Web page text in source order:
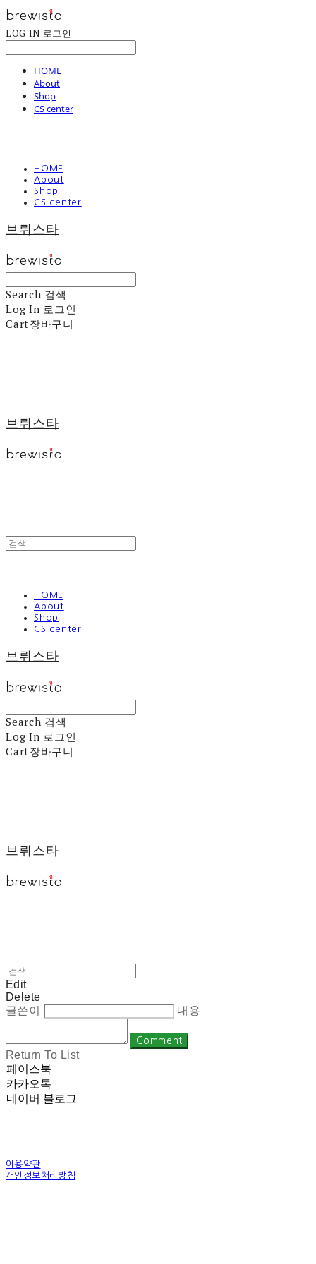
LOG IN 로그인
HOME
About
Shop
CS center
HOME
About
Shop
CS center
브뤼스타
Search 검색
Log In 로그인
Cart장바구니
브뤼스타
HOME
About
Shop
CS center
브뤼스타
Search 검색
Log In 로그인
Cart장바구니
브뤼스타
Edit
Delete
글쓴이
내용
Comment
Return To List
페이스북
카카오톡
네이버 블로그
이용약관
개인정보처리방침